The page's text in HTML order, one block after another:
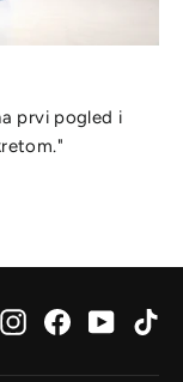
prvi pogled i
InstagramFacebook